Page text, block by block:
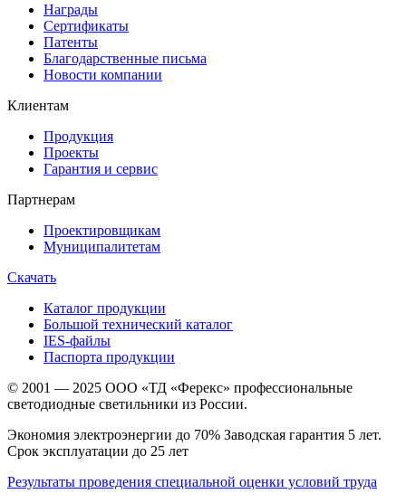
Награды
Сертификаты
Патенты
Благодарственные письма
Новости компании
Клиентам
Продукция
Проекты
Гарантия и сервис
Партнерам
Проектировщикам
Муниципалитетам
Скачать
Каталог продукции
Большой технический каталог
IES-файлы
Паспорта продукции
© 2001 — 2025 ООО «ТД «Ферекс» профессиональные
светодиодные светильники из России.
Экономия электроэнергии до 70% Заводская гарантия 5 лет.
Срок эксплуатации до 25 лет
Результаты проведения специальной оценки условий труда